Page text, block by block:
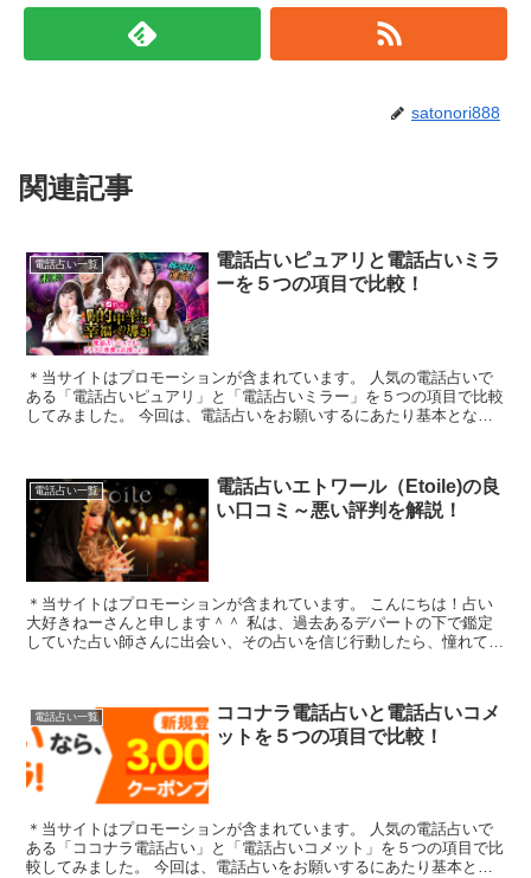
satonori888
関連記事
電話占い一覧
電話占いピュアリと電話占いミラ
ーを５つの項目で比較！
＊当サイトはプロモーションが含まれています。 人気の電話占いで
ある「電話占いピュアリ」と「電話占いミラー」を５つの項目で比較
してみました。 今回は、電話占いをお願いするにあたり基本となる
電話占い一覧
電話占いエトワール（Etoile)の良
い口コミ～悪い評判を解説！
＊当サイトはプロモーションが含まれています。 こんにちは！占い
大好きねーさんと申します＾＾ 私は、過去あるデパートの下で鑑定
していた占い師さんに出会い、その占いを信じ行動したら、憧れてい
電話占い一覧
ココナラ電話占いと電話占いコメ
ットを５つの項目で比較！
＊当サイトはプロモーションが含まれています。 人気の電話占いで
ある「ココナラ電話占い」と「電話占いコメット」を５つの項目で比
較してみました。 今回は、電話占いをお願いするにあたり基本とな